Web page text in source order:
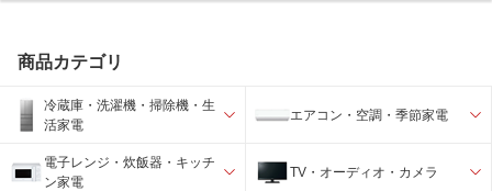
商品カテゴリ
冷蔵庫・洗濯機・掃除機・生
活家電
エアコン・空調・季節家電
電子レンジ・炊飯器・キッチ
ン家電
TV・オーディオ・カメラ